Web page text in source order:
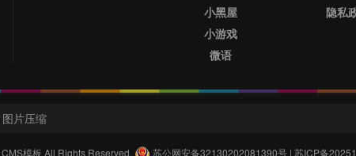
小黑屋
小游戏
微语
隐私
图片压缩
CMS模板 All Rights Reserved. 苏公网安备32130202081390号 | 苏ICP备